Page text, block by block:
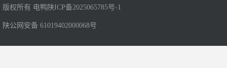
版权所有 电鸭 陕ICP备2025065785号-1
陕公网安备 61019402000068号